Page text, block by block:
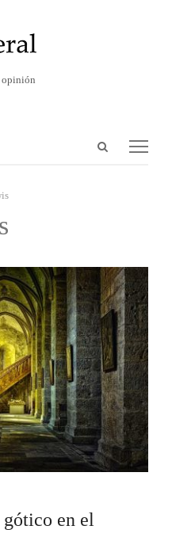
opinión
Abrir
en el